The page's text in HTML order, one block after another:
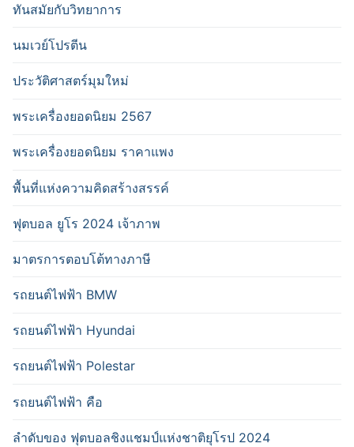
ทันสมัยกับวิทยาการ
นมเวย์โปรตีน
ประวัติศาสตร์มุมใหม่
พระเครื่องยอดนิยม 2567
พระเครื่องยอดนิยม ราคาแพง
พื้นที่แห่งความคิดสร้างสรรค์
ฟุตบอล ยูโร 2024 เจ้าภาพ
มาตรการตอบโต้ทางภาษี
รถยนต์ไฟฟ้า BMW
รถยนต์ไฟฟ้า Hyundai
รถยนต์ไฟฟ้า Polestar
รถยนต์ไฟฟ้า คือ
ลำดับของ ฟุตบอลชิงแชมป์แห่งชาติยุโรป 2024